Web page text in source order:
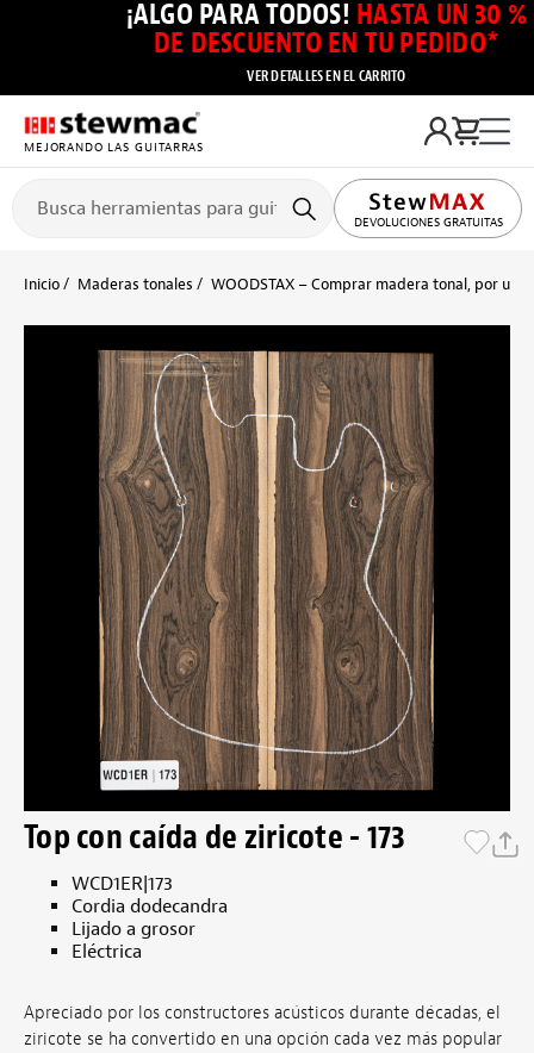
¡ALGO PARA TODOS! HASTA UN 30 %
DE DESCUENTO EN TU PEDIDO*
VER DETALLES EN EL CARRITO
MEJORANDO LAS GUITARRAS
DEVOLUCIONES GRATUITAS
Inicio Maderas tonales WOODSTAX – Comprar madera tonal, por
Top con caída de ziricote - 173
WCD1ER|173
Cordia dodecandra
Lijado a grosor
Eléctrica
Apreciado por los constructores acústicos durante décadas, el
ziricote se ha convertido en una opción cada vez más popular